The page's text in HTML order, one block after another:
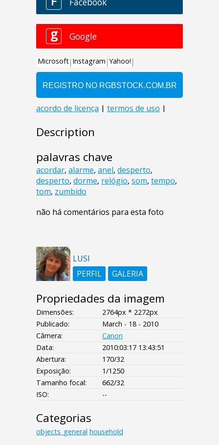
Description
palavras chave
acordar, alarme, anel, desperto,
desperto, dorme, relógio, som, tempo,
tom, zumbido
não há comentários para esta foto
LUSI
PERFIL
GALERIA
Propriedades da imagem
Dimensões:
2764px * 2272px
Publicado:
March - 18 - 2010
Câmera:
Canon
Data:
2010:03:17 13:43:51
Abertura:
170/32
Exposição:
1/1250
Tamanho focal:
662/32
ISO:
--
Categorias
objects_general household